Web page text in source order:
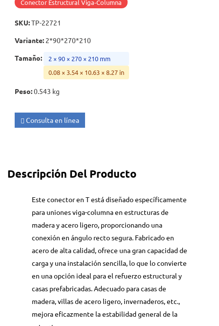
Conector Estructural Viga-Columna
SKU:TP-22721
Variante: 2*90*270*210
Tamaño:
2 × 90 × 270 × 210 mm
0.08 × 3.54 × 10.63 × 8.27 in
Peso:0.543 kg
Consulta en línea
Descripción Del Producto
Este conector en T está diseñado específicamente
para uniones viga-columna en estructuras de
madera y acero ligero, proporcionando una
conexión en ángulo recto segura. Fabricado en
acero de alta calidad, ofrece una gran capacidad de
carga y una instalación sencilla, lo que lo convierte
en una opción ideal para el refuerzo estructural y
casas prefabricadas. Adecuado para casas de
madera, villas de acero ligero, invernaderos, etc.,
mejora eficazmente la estabilidad general de la